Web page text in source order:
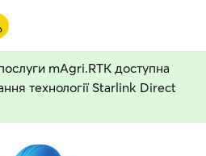
mAgri.RTK доступна
технології Starlink Direct